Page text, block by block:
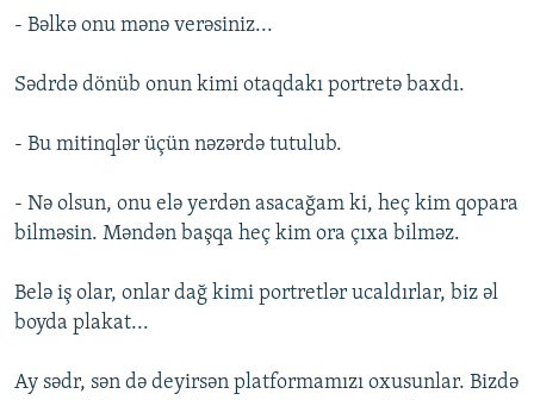
- Bəlkə onu mənə verəsiniz...
Sədrdə dönüb onun kimi otaqdakı portretə baxdı.
- Bu mitinqlər üçün nəzərdə tutulub.
- Nə olsun, onu elə yerdən asacağam ki, heç kim qopara
bilməsin. Məndən başqa heç kim ora çıxa bilməz.
Belə iş olar, onlar dağ kimi portretlər ucaldırlar, biz əl
boyda plakat...
Ay sədr, sən də deyirsən platformamızı oxusunlar. Bizdə